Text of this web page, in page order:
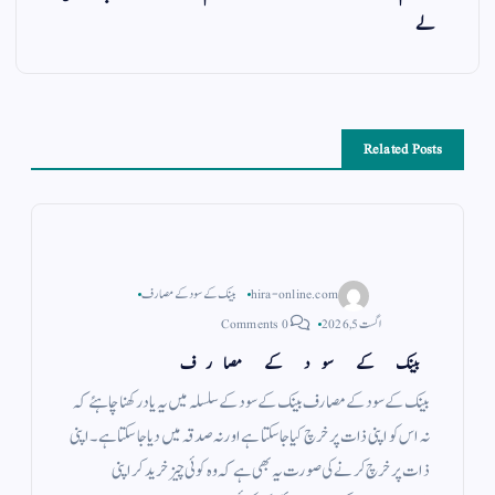
لے
Related Posts
hira-online.com
بینک کے سود کے مصارف
اگست 5, 2026
0 Comments
بینک کے سود کے مصارف
بینک کے سود کے مصارف بینک کے سود کے سلسلہ میں یہ یاد رکھنا چاہئے کہ
نہ اس کو اپنی ذات پر خرچ کیا جاسکتا ہے اور نہ صدقہ میں دیا جا سکتا ہے ۔ اپنی
ذات پر خرچ کرنے کی صورت یہ بھی ہے کہ وہ کوئی چیز خرید کر اپنی